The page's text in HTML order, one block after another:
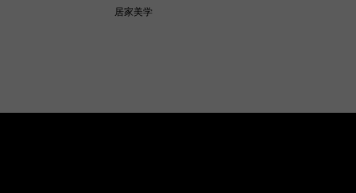
居家美学